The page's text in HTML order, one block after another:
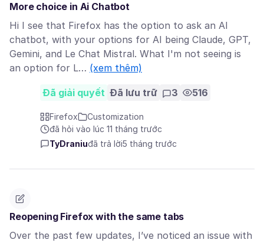
More choice in Ai Chatbot
Hi I see that Firefox has the option to ask an AI
chatbot, with your options for AI being Claude, GPT,
Gemini, and Le Chat Mistral. What I'm not seeing is
an option for L… (xem thêm)
Đã giải quyết Đã lưu trữ 3 516
Firefox
Customization
đã hỏi vào lúc 11 tháng trước
TyDraniuđã trả lời5 tháng trước
Reopening Firefox with the same tabs
Over the past few updates, I’ve noticed an issue with